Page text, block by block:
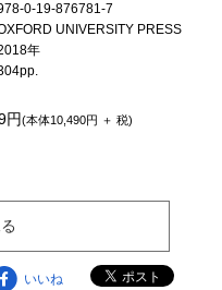
0-19-876781-7
UNIVERSITY PRESS
年
円(本体10,490円 ＋ 税)
いいね